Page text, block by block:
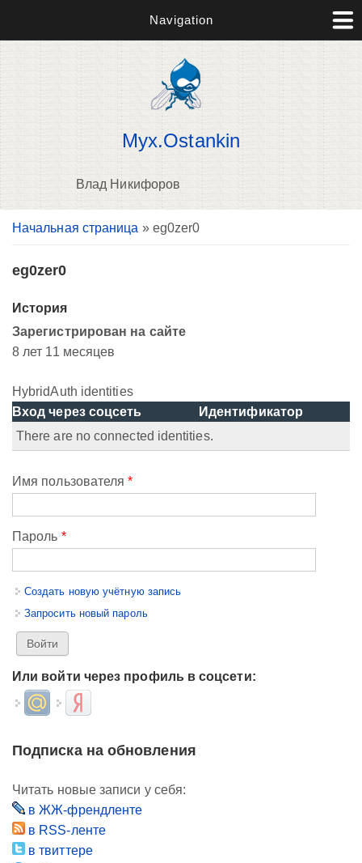
Navigation
Myx.Ostankin
Влад Никифоров
Вы здесь
Начальная страница » eg0zer0
eg0zer0
История
Зарегистрирован на сайте
8 лет 11 месяцев
HybridAuth identities
Вход через соцсеть
Идентификатор
There are no connected identities.
Имя пользователя*
Пароль *
Создать новую учётную запись
Запросить новый пароль
Или войти через профиль в соцсети:
Login with Mail.ruLogin with Яндекс
Подписка на обновления
Читать новые записи у себя:
в ЖЖ-френдленте
в RSS-ленте
в твиттере